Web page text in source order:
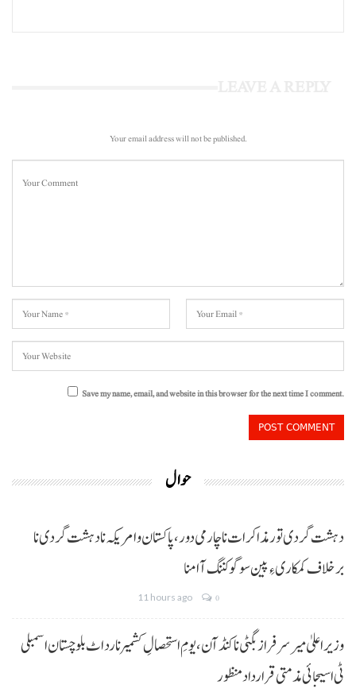
Your email address will not be published.
Save my name, email, and website in this browser for the next time I comment.
حوال
دہشت گردی تور مذاکرات نا چارمی دور،پاکستان و امریکہ نا دہشت گردی نا
برخلاف کمکاری ءِ پین سوگو کننگ آ امنا
11 hours ago 0
وزیراعلیٰ میر سرفراز بگٹی نا کنڈ آن،یومِ استحصالِ کشمیر نا رد اٹ بلوچستان اسمبلی
ٹی اسیجائی مذمتی قرارداد منظور